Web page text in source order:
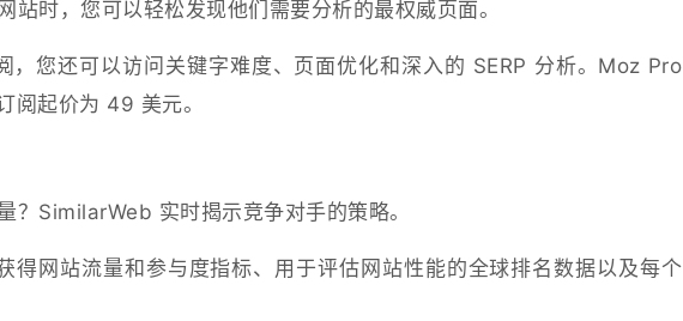
站时，您可以轻松发现他们需要分析的最权威页面。
，您还可以访问关键字难度、页面优化和深入的 SERP 分析。Moz Pro
阅起价为 49 美元。
？SimilarWeb 实时揭示竞争对手的策略。
得网站流量和参与度指标、用于评估网站性能的全球排名数据以及每个